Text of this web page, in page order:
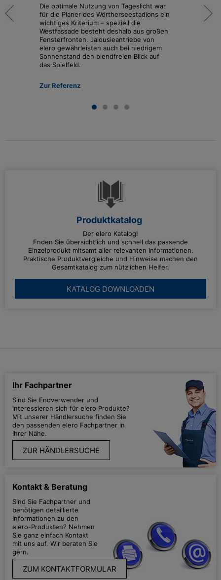
Die optimale Nutzung von Tageslicht war
für die Planer des Wörtherseestadions ein
wichtiges Kriterium – speziell die
Westfassade besteht deshalb aus großen
Fensterfronten. Jalousieantriebe von
elero gewährleisten auch bei niedrigem
Sonnenstand den blendfreien Blick auf
das Spielfeld.
Zur Referenz
Karl
Produktkatalog
Der elero Katalog!
Fnden Sie übersichtlich und schnell das passende
Einzelprodukt mitsamt aller relevanten Informationen.
Praktische Produktvergleiche und Hinweise machen den
Gesamtkatalog zum nützlichen Helfer.
KATALOG DOWNLOADEN
Ihr Fachpartner
Sind Sie Endverwender und
interessieren sich für elero Produkte?
Mit unserer Händlersuche finden Sie
den passenden elero Fachpartner in
Ihrer Nähe.
ZUR HÄNDLERSUCHE
Kontakt & Beratung
Sind Sie Fachpartner und
benötigen detaillierte
Informationen zu den
elero-Produkten? Nehmen
Sie ganz einfach Kontakt
mit uns auf. Wir beraten Sie
gern.
ZUM KONTAKTFORMULAR